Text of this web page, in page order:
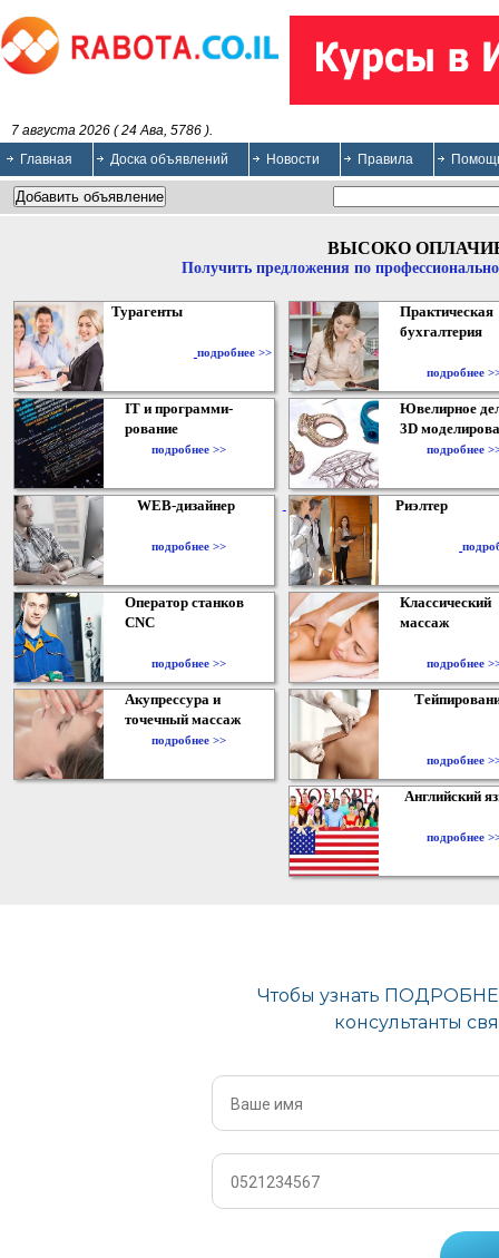
7 августа 2026 ( 24 Ава, 5786 ).
Главная
Доска объявлений Новости Правила
ВЫСОКО
Получить предложения по
Турагенты
подробнее >>
Практическая
бухгалтерия
подробнее
IT и программи-
рование
подробнее >>
Ювелирное
3D
подробнее
WEB-дизайнер
подробнее >>
Риэлтер
Оператор станков
CNC
подробнее >>
Классический
массаж
подробнее
Акупрессура и
точечный массаж
подробнее >>
подробнее
Английский
подробнее